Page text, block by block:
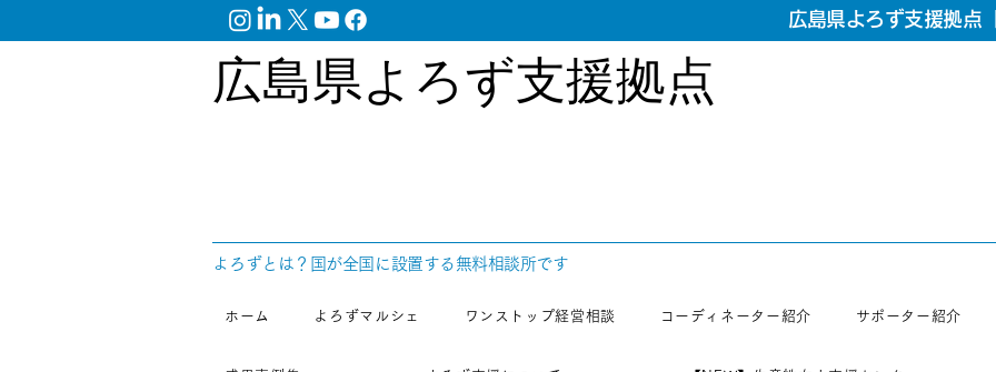
広島県よろず支援拠点
広島県よろず支援拠点
​よろずとは？国が全国に設置する無料相談所です
ホーム よろずマルシェ ワンストップ経営相談 コーディネーター紹介 サポーター紹介